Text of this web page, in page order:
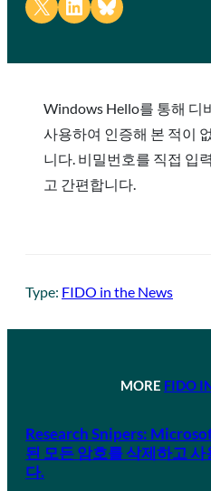
Share on X Share on LinkedIn
Share on Bluesky
Windows Hello를 통해 디
사용하여 인증해 본 적이
니다. 비밀번호를 직접 입
고 간편합니다.
Type: FIDO in the News
MORE FIDO
Research Snipers:
된 모든 암호를 삭제하고
다.